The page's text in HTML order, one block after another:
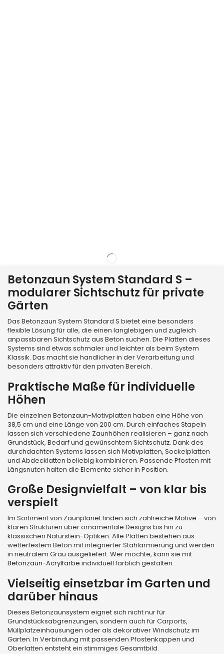
Betonzaun System Standard S –
modularer Sichtschutz für private
Gärten
Das Betonzaun System Standard S bietet eine besonders
flexible Lösung für alle, die einen langlebigen und zugleich
anpassbaren Sichtschutz aus Beton suchen. Die Platten dieses
Systems sind etwas schmaler und leichter als beim System
Klassik. Das macht sie handlicher in der Verarbeitung und
besonders attraktiv für den privaten Bereich.
Praktische Maße für individuelle
Höhen
Die einzelnen Betonzaun-Motivplatten haben eine Höhe von
38,5 cm und eine Länge von 200 cm. Durch einfaches Stapeln
lassen sich verschiedene Zaunhöhen realisieren – ganz nach
Grundstück, Bedarf und gewünschtem Sichtschutz. Dank des
durchdachten Systems lassen sich Motivplatten, Sockelplatten
und Abdecklatten beliebig kombinieren. Passende Pfosten mit
Längsnuten halten die Elemente sicher in Position.
Große Designvielfalt – von klar bis
verspielt
Im Sortiment von Zaunplanet finden sich zahlreiche Motive – von
klaren Strukturen über ornamentale Designs bis hin zu
klassischen Naturstein-Optiken. Alle Platten bestehen aus
wetterfestem Beton mit integrierter Stahlarmierung und werden
in neutralem Grau ausgeliefert. Wer möchte, kann sie mit
Betonzaun-Acrylfarbe individuell farblich gestalten.
Vielseitig einsetzbar im Garten und
darüber hinaus
Dieses Betonzaunsystem eignet sich nicht nur für
Grundstücksabgrenzungen, sondern auch für Carports,
Müllplatzeinhausungen oder als dekorativer Windschutz im
Garten. In Verbindung mit passenden Pfostenkappen und
Oberlatten entsteht ein stimmiges Gesamtbild.